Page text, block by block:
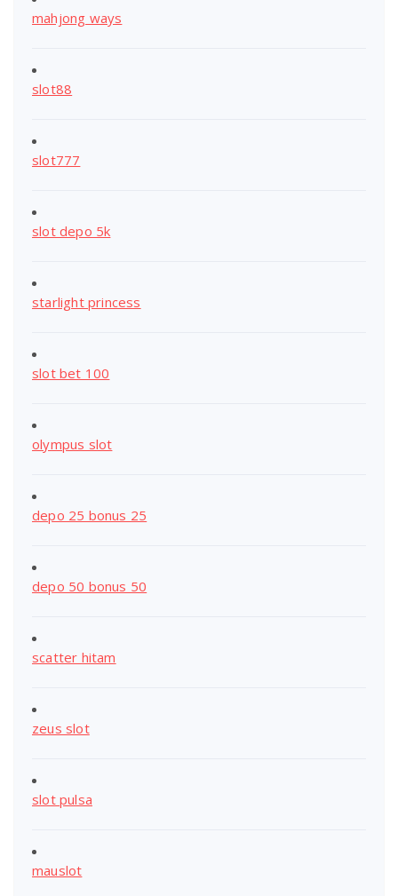
mahjong ways
slot88
slot777
slot depo 5k
starlight princess
slot bet 100
olympus slot
depo 25 bonus 25
depo 50 bonus 50
scatter hitam
zeus slot
slot pulsa
mauslot